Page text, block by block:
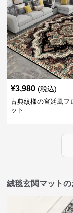
¥3,980 (税込)
古典紋様の宮廷風フ
ット
絨毯玄関マット